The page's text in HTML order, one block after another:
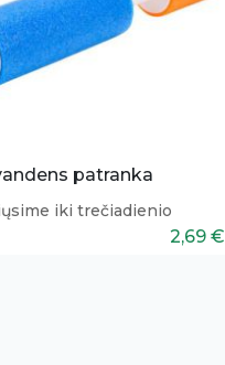
patranka
iki trečiadienio
2,69 €